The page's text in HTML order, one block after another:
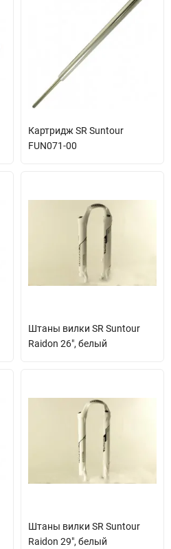
Картридж SR Suntour
FUN071-00
Штаны вилки SR Suntour
Raidon 26", белый
Штаны вилки SR Suntour
Raidon 29", белый